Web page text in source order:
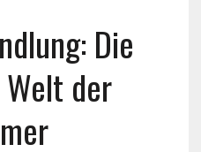
Die
der